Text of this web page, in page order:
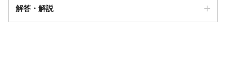
解答・解説